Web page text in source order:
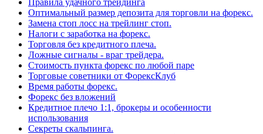
Оптимальный размер депозита для торговли на форекс.
Замена стоп лосс на трейлинг стоп.
Налоги с заработка на форекс.
Торговля без кредитного плеча.
Ложные сигналы - враг трейдера.
Стоимость пункта форекс по любой паре
Торговые советники от ФорексКлуб
Время работы форекс.
Форекс без вложений
Кредитное плечо 1:1, брокеры и особенности
использования
Секреты скальпинга.